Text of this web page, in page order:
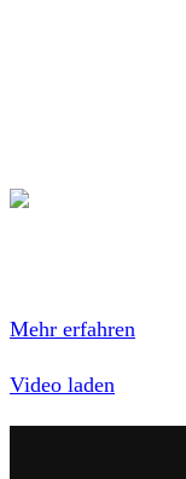
Mehr erfahren
Video laden